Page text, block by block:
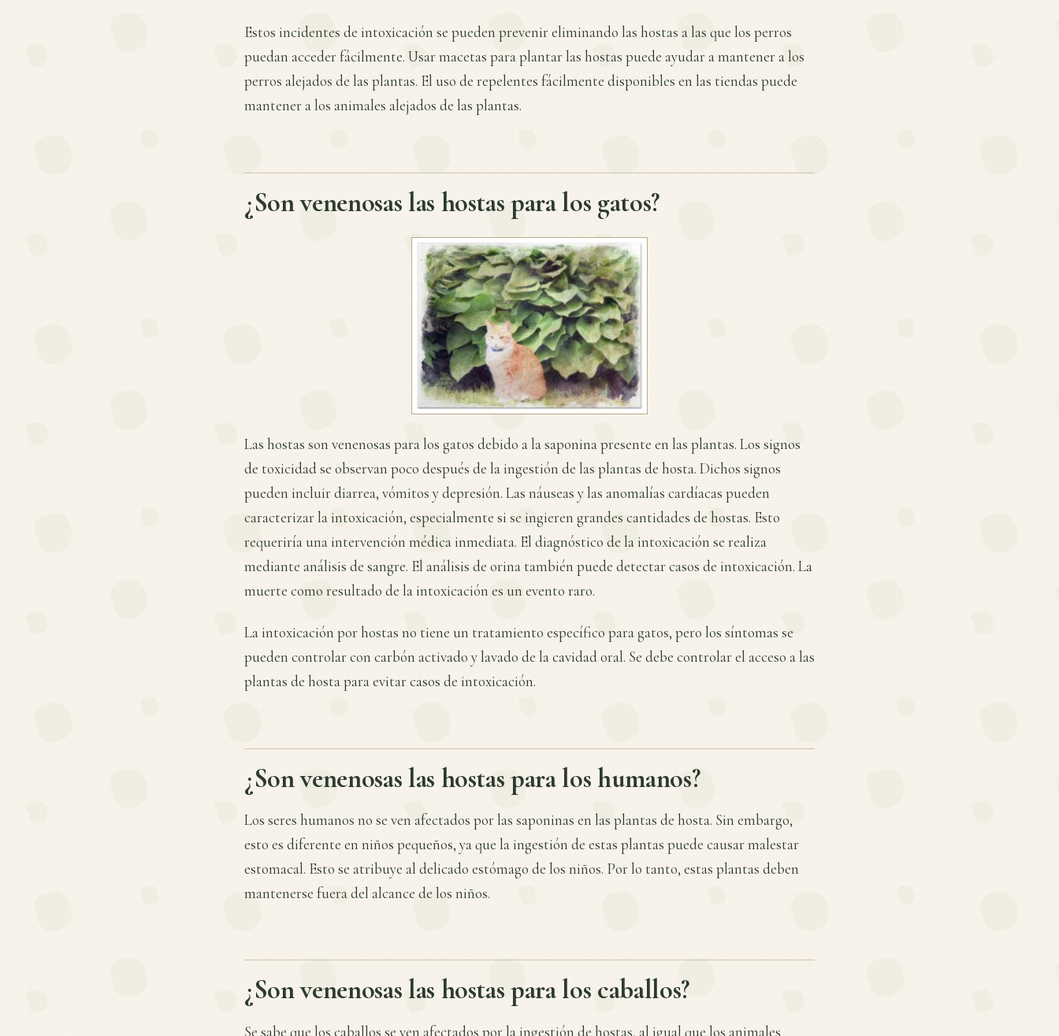
Estos incidentes de intoxicación se pueden prevenir eliminando las hostas a las que los perros
puedan acceder fácilmente. Usar macetas para plantar las hostas puede ayudar a mantener a los
perros alejados de las plantas. El uso de repelentes fácilmente disponibles en las tiendas puede
mantener a los animales alejados de las plantas.
¿Son venenosas las hostas para los gatos?
Las hostas son venenosas para los gatos debido a la saponina presente en las plantas. Los signos
de toxicidad se observan poco después de la ingestión de las plantas de hosta. Dichos signos
pueden incluir diarrea, vómitos y depresión. Las náuseas y las anomalías cardíacas pueden
caracterizar la intoxicación, especialmente si se ingieren grandes cantidades de hostas. Esto
requeriría una intervención médica inmediata. El diagnóstico de la intoxicación se realiza
mediante análisis de sangre. El análisis de orina también puede detectar casos de intoxicación. La
muerte como resultado de la intoxicación es un evento raro.
La intoxicación por hostas no tiene un tratamiento específico para gatos, pero los síntomas se
pueden controlar con carbón activado y lavado de la cavidad oral. Se debe controlar el acceso a las
plantas de hosta para evitar casos de intoxicación.
¿Son venenosas las hostas para los humanos?
Los seres humanos no se ven afectados por las saponinas en las plantas de hosta. Sin embargo,
esto es diferente en niños pequeños, ya que la ingestión de estas plantas puede causar malestar
estomacal. Esto se atribuye al delicado estómago de los niños. Por lo tanto, estas plantas deben
mantenerse fuera del alcance de los niños.
¿Son venenosas las hostas para los caballos?
Se sabe que los caballos se ven afectados por la ingestión de hostas, al igual que los animales